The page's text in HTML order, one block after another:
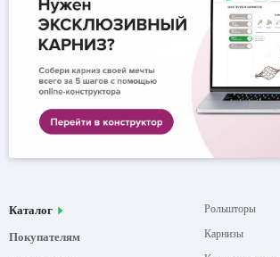
Каталог
Покупателям
Рольшторы
Карнизы